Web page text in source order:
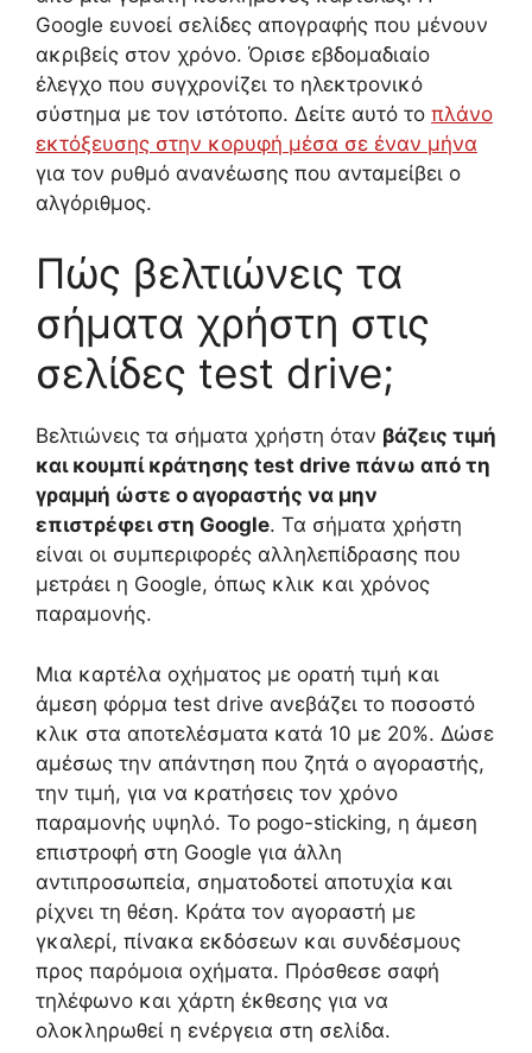
Google ευνοεί σελίδες απογραφής που μένουν
ακριβείς στον χρόνο. Όρισε εβδομαδιαίο
έλεγχο που συγχρονίζει το ηλεκτρονικό
σύστημα με τον ιστότοπο. Δείτε αυτό το πλάνο
εκτόξευσης στην κορυφή μέσα σε έναν μήνα
για τον ρυθμό ανανέωσης που ανταμείβει ο
αλγόριθμος.
Πώς βελτιώνεις τα
σήματα χρήστη στις
σελίδες test drive;
Βελτιώνεις τα σήματα χρήστη όταν βάζεις τιμή
και κουμπί κράτησης test drive πάνω από τη
γραμμή ώστε ο αγοραστής να μην
επιστρέφει στη Google. Τα σήματα χρήστη
είναι οι συμπεριφορές αλληλεπίδρασης που
μετράει η Google, όπως κλικ και χρόνος
παραμονής.
Μια καρτέλα οχήματος με ορατή τιμή και
άμεση φόρμα test drive ανεβάζει το ποσοστό
κλικ στα αποτελέσματα κατά 10 με 20%. Δώσε
αμέσως την απάντηση που ζητά ο αγοραστής,
την τιμή, για να κρατήσεις τον χρόνο
παραμονής υψηλό. Το pogo-sticking, η άμεση
επιστροφή στη Google για άλλη
αντιπροσωπεία, σηματοδοτεί αποτυχία και
ρίχνει τη θέση. Κράτα τον αγοραστή με
γκαλερί, πίνακα εκδόσεων και συνδέσμους
προς παρόμοια οχήματα. Πρόσθεσε σαφή
τηλέφωνο και χάρτη έκθεσης για να
ολοκληρωθεί η ενέργεια στη σελίδα.